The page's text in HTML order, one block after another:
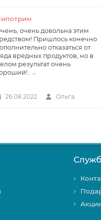
очень довольна этим
Пришлось конечно
отказаться от
вредных продуктов, но в
результат очень
→
26.08.2022 Ольга